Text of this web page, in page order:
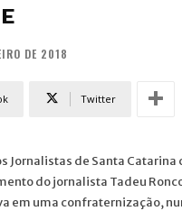
DE 2018
Twitter
Jornalistas de Santa Catarina
do jornalista Tadeu
em uma confraternização,